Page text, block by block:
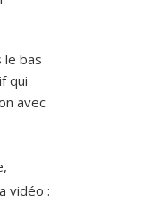
le bas
qui
avec
vidéo :